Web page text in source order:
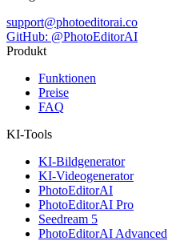
support@photoeditorai.co
GitHub: @PhotoEditorAI
Produkt
Funktionen
Preise
FAQ
KI-Tools
KI-Bildgenerator
KI-Videogenerator
PhotoEditorAI
PhotoEditorAI Pro
Seedream 5
PhotoEditorAI Advanced